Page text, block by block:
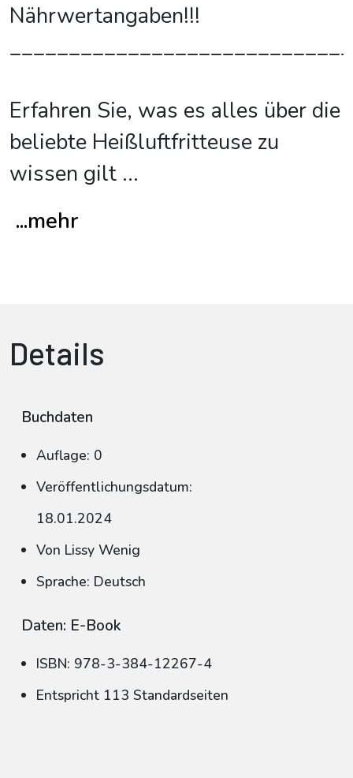
Nährwertangaben!!!
Erfahren Sie, was es alles über die
beliebte Heißluftfritteuse zu
wissen gilt ...
...mehr
Details
Buchdaten
Auflage: 0
Veröffentlichungsdatum:
18.01.2024
Von Lissy Wenig
Sprache: Deutsch
Daten: E-Book
ISBN: 978-3-384-12267-4
Entspricht 113 Standardseiten